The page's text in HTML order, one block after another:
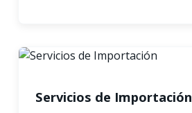
Servicios de Importación